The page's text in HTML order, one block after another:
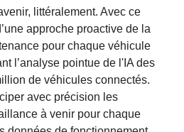
littéralement. Avec ce
approche proactive de la
pour chaque véhicule
l’analyse pointue de l'IA des
de véhicules connectés.
avec précision les
à venir pour chaque